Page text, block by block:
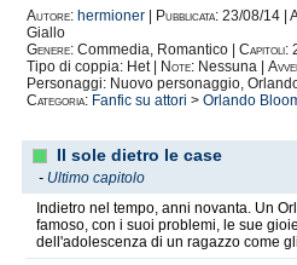
Autore: hermioner Pubblicata: 23/08/14 |
Giallo
Genere: Commedia, Romantico | Capitoli:
Tipo di coppia: Het |
Note: Nessuna |
Personaggi: Nuovo personaggio,
Categoria: Fanfic su attori > Orlando
Il sole dietro le case
- Ultimo capitolo
Indietro nel tempo, anni novanta. Un
famoso, con i suoi problemi, le sue
dell'adolescenza di un ragazzo come